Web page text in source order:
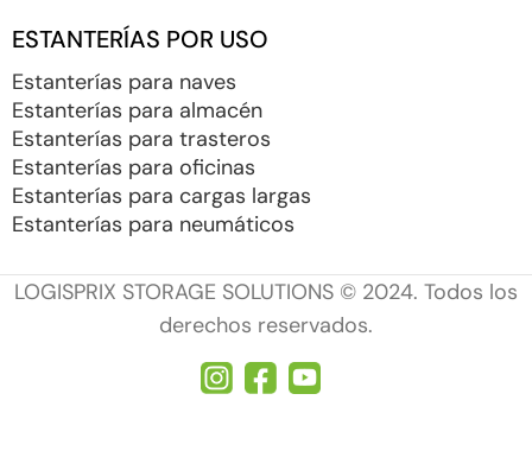
ESTANTERÍAS POR USO
Estanterías para naves
Estanterías para almacén
Estanterías para trasteros
Estanterías para oficinas
Estanterías para cargas largas
Estanterías para neumáticos
LOGISPRIX STORAGE SOLUTIONS © 2024. Todos los
derechos reservados.